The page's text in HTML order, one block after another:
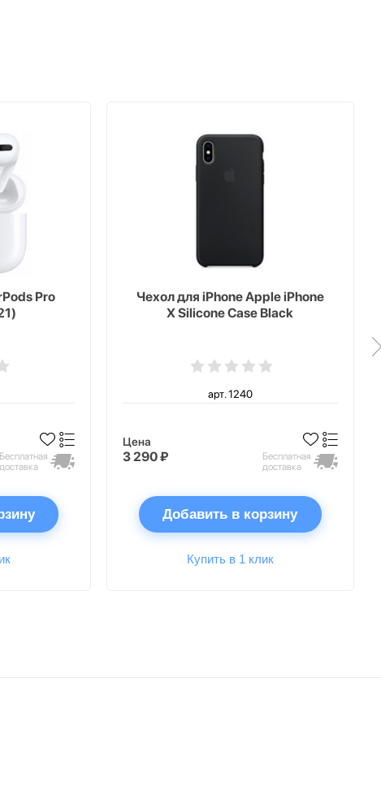
Pro
Бесплатная
доставка
Чехол для iPhone Apple iPhone
X Silicone Case Black
арт. 1240
Цена
3 290 ₽
Бесплатная
доставка
Добавить в корзину
Купить в 1 клик